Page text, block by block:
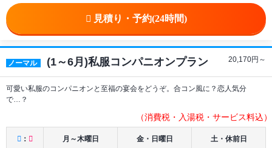
ノーマル (1～6月)私服コンパニオンプラン 20,170円～
可愛い私服のコンパニオンと至福の宴会をどうぞ。合コン風に？恋人気分
で…？
（消費税・入湯税・サービス料込）
： 月～木曜日 金・日曜日 土・休前日